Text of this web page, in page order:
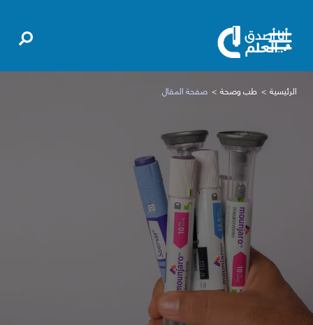
الرئيسية طب وصحة صفحة المقال